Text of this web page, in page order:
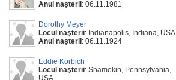
Anul naşterii: 06.11.1981
Dorothy Meyer
Locul naşterii: Indianapolis, Indiana, USA
Anul naşterii: 06.11.1924
Eddie Korbich
Locul naşterii: Shamokin, Pennsylvania,
USA